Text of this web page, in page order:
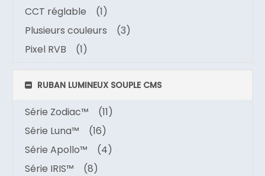
CCT réglable
(1)
Plusieurs couleurs
(3)
Pixel RVB
(1)
RUBAN LUMINEUX SOUPLE CMS
Série Zodiac™
(11)
Série Luna™
(16)
Série Apollo™
(4)
Série IRIS™
(8)